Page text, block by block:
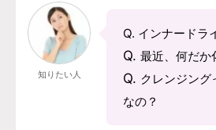
知りたい人
Q. インナードラ
Q. 最近、何だか
Q. クレンジング
なの？